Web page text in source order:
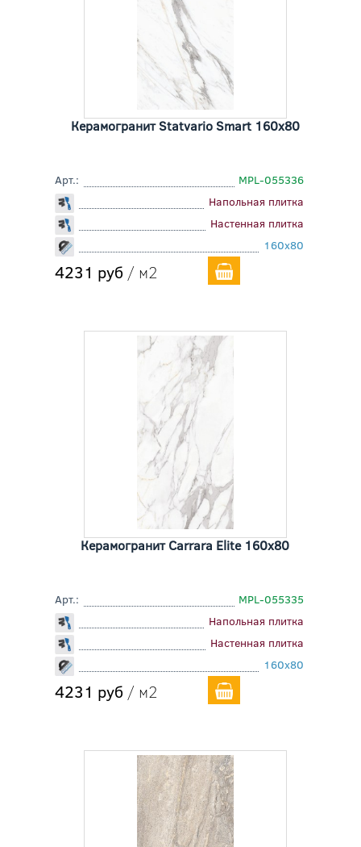
Керамогранит Statvario Smart 160x80
Арт.:
MPL-055336
Напольная плитка
Настенная плитка
160x80
4231 руб / м2
Керамогранит Carrara Elite 160x80
Арт.:
MPL-055335
Напольная плитка
Настенная плитка
160x80
4231 руб / м2